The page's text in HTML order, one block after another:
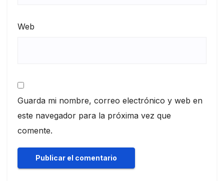
Web
Guarda mi nombre, correo electrónico y web en
este navegador para la próxima vez que
comente.